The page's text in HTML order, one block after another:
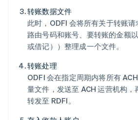
转账数据文件
此时，ODFI 会将所有关于转账
路由号码和账号、要转账的金额
或借记））整理成一个文件。
转账处理
ODFI 会在指定周期内将所有
量文件，发送至 ACH 运营机构
转发至 RDFI。